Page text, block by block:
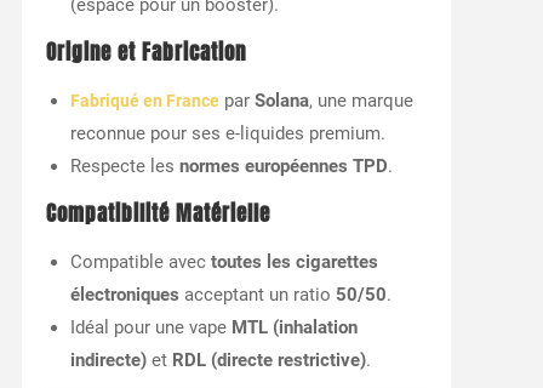
(espace pour un booster).
Origine et Fabrication
Fabriqué en Francepar Solana, une marque
reconnue pour ses e-liquides premium.
Respecte les normes européennes TPD.
Compatibilité Matérielle
Compatible avec toutes les cigarettes
électroniques acceptant un ratio 50/50.
Idéal pour une vape MTL (inhalation
indirecte)et RDL (directe restrictive).